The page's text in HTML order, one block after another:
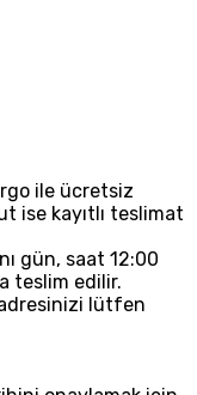
ile ücretsiz
ise kayıtlı teslimat
gün, saat 12:00
teslim edilir.
lütfen